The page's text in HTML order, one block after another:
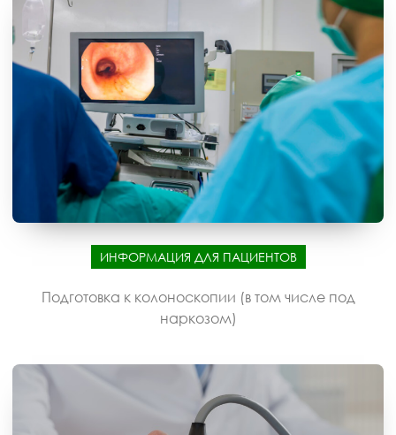
ИНФОРМАЦИЯ ДЛЯ ПАЦИЕНТОВ
Подготовка к колоноскопии (в том числе под
наркозом)